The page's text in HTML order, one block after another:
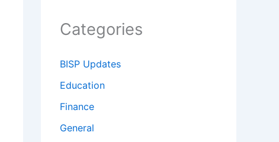
Categories
BISP Updates
Education
Finance
General